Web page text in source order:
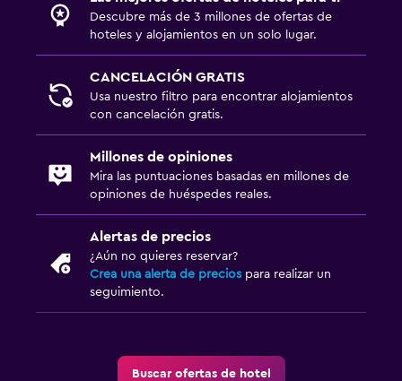
Descubre más de 3 millones de ofertas de
hoteles y alojamientos en un solo lugar.
CANCELACIÓN GRATIS
Usa nuestro filtro para encontrar alojamientos
con cancelación gratis.
Millones de opiniones
Mira las puntuaciones basadas en millones de
opiniones de huéspedes reales.
Alertas de precios
¿Aún no quieres reservar?
Crea una alerta de precios para realizar un
seguimiento.
Buscar ofertas de hotel